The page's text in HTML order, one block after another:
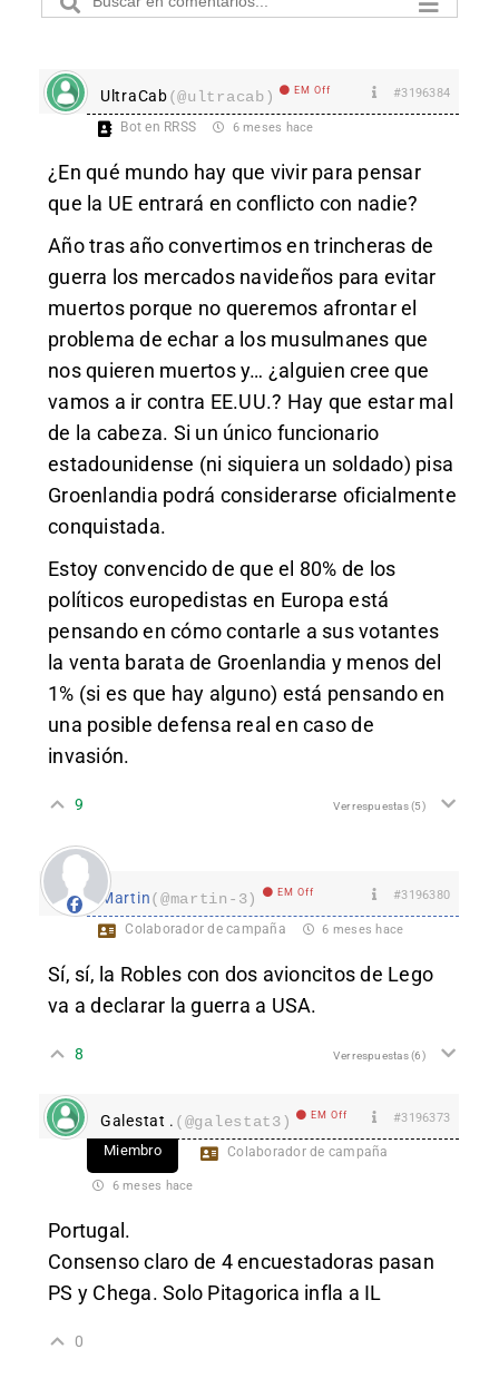
UltraCab(@ultracab) EM Off #3196384
Bot en RRSS 6 meses hace
¿En qué mundo hay que vivir para pensar
que la UE entrará en conflicto con nadie?
Año tras año convertimos en trincheras de
guerra los mercados navideños para evitar
muertos porque no queremos afrontar el
problema de echar a los musulmanes que
nos quieren muertos y… ¿alguien cree que
vamos a ir contra EE.UU.? Hay que estar mal
de la cabeza. Si un único funcionario
estadounidense (ni siquiera un soldado) pisa
Groenlandia podrá considerarse oficialmente
conquistada.
Estoy convencido de que el 80% de los
políticos europedistas en Europa está
pensando en cómo contarle a sus votantes
la venta barata de Groenlandia y menos del
1% (si es que hay alguno) está pensando en
una posible defensa real en caso de
invasión.
9 Ver respuestas(5)
Martin(@martin-3) EM Off #3196380
Colaborador de campaña 6 meses hace
Sí, sí, la Robles con dos avioncitos de Lego
va a declarar la guerra a USA.
8 Ver respuestas(6)
Galestat . (@galestat3) EM Off #3196373
Miembro Colaborador de campaña
6 meses hace
Portugal.
Consenso claro de 4 encuestadoras pasan
PS y Chega. Solo Pitagorica infla a IL
0